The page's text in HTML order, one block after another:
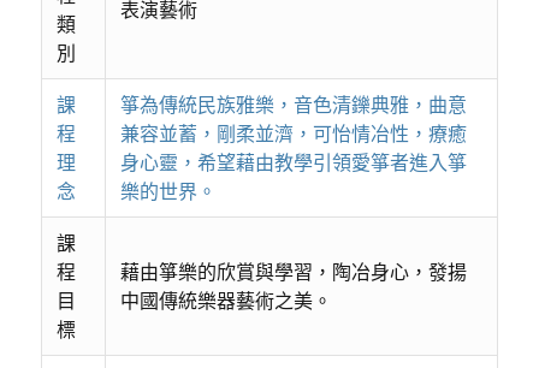
類
別
表演藝術
課
程
理
念
箏為傳統民族雅樂，音色清鑠典雅，曲意
兼容並蓄，剛柔並濟，可怡情冶性，療癒
身心靈，希望藉由教學引領愛箏者進入箏
樂的世界。
課
程
目
標
藉由箏樂的欣賞與學習，陶冶身心，發揚
中國傳統樂器藝術之美。